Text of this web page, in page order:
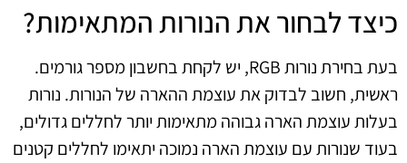
כיצד לבחור את הנורות המתאימות?
בעת בחירת נורות RGB, יש לקחת בחשבון מספר גורמים.
ראשית, חשוב לבדוק את עוצמת ההארה של הנורות. נורות
בעלות עוצמת הארה גבוהה מתאימות יותר לחללים גדולים,
בעוד שנורות עם עוצמת הארה נמוכה יתאימו לחללים קטנים